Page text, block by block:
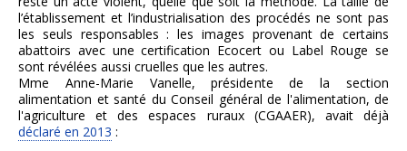
l’établissement et l’industrialisation des procédés ne sont pas
les seuls responsables : les images provenant de certains
abattoirs avec une certification Ecocert ou Label Rouge se
sont révélées aussi cruelles que les autres.
Mme Anne-Marie Vanelle, présidente de la section
alimentation et santé du Conseil général de l'alimentation, de
l'agriculture et des espaces ruraux (CGAAER), avait déjà
déclaré en 2013 :